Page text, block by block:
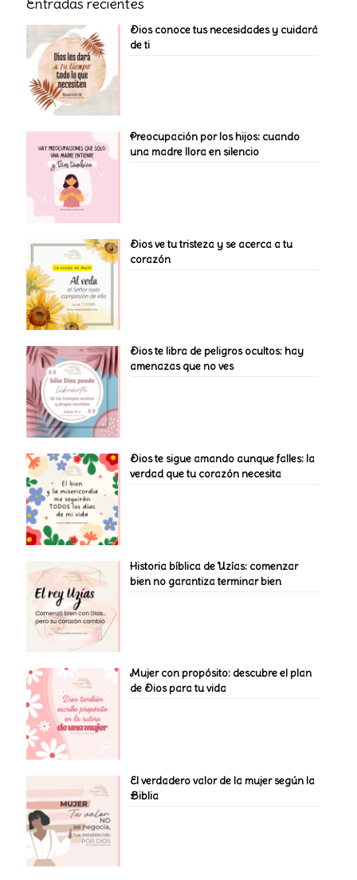
Dios conoce tus necesidades y cuidará
de ti
Preocupación por los hijos: cuando
una madre llora en silencio
Dios ve tu tristeza y se acerca a tu
corazón
Dios te libra de peligros ocultos: hay
amenazas que no ves
Dios te sigue amando aunque falles: la
verdad que tu corazón necesita
Historia bíblica de Uzías: comenzar
bien no garantiza terminar bien
Mujer con propósito: descubre el plan
de Dios para tu vida
El verdadero valor de la mujer según la
Biblia